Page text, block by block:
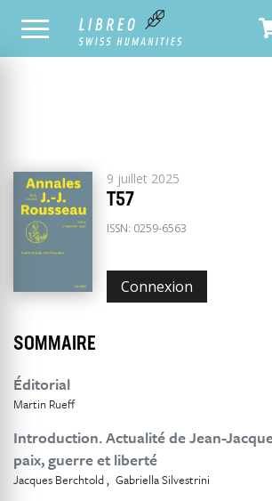
TOUS LES NUMÉROS Annales Jean-
9 juillet 2025
T57
ISSN: 0259-6563
Connexion
SOMMAIRE
Éditorial
Martin Rueff
Introduction. Actualité de Jean-
paix, guerre et liberté
Jacques Berchtold Gabriella Silvestrini